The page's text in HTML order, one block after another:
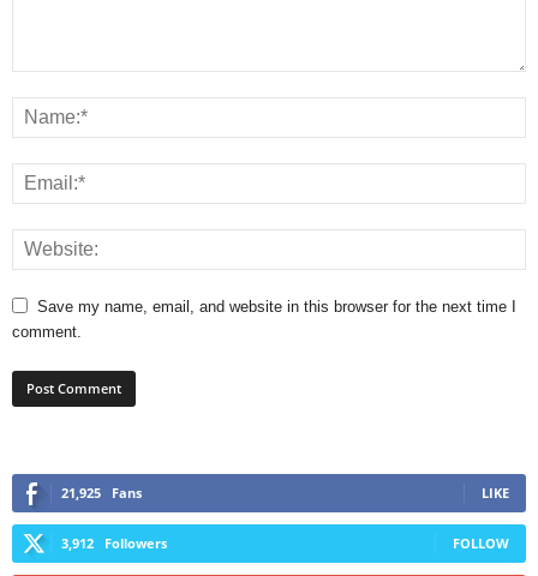
Save my name, email, and website in this browser for the next time I
comment.
21,925 Fans LIKE
3,912 Followers FOLLOW